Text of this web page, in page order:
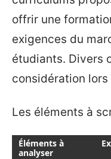
offrir une
exigences du
étudiants. Divers
considération
Les éléments à
Éléments à
analyser